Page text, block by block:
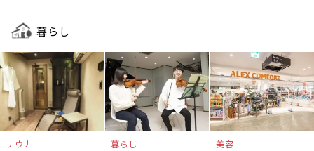
暮らし
サウナ 暮らし 美容